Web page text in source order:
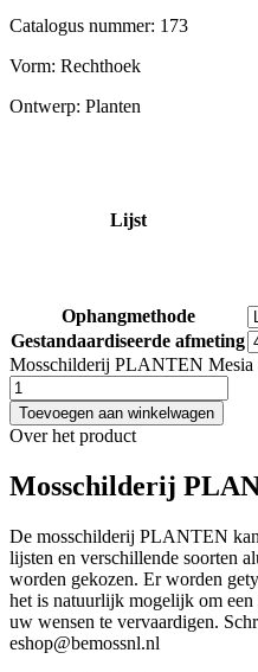
Catalogus nummer: 173
Vorm: Rechthoek
Ontwerp: Planten
Lijst
Ophangmethode
Gestandaardiseerde afmeting
Mosschilderij PLANTEN Mesia
Toevoegen aan winkelwagen
Over het product
Mosschilderij
De mosschilderij PLANTEN
lijsten en verschillende soorten
worden gekozen. Er worden
het is natuurlijk mogelijk om
uw wensen te vervaardigen.
eshop@bemossnl.nl